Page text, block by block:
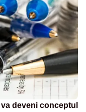
deveni conceptul